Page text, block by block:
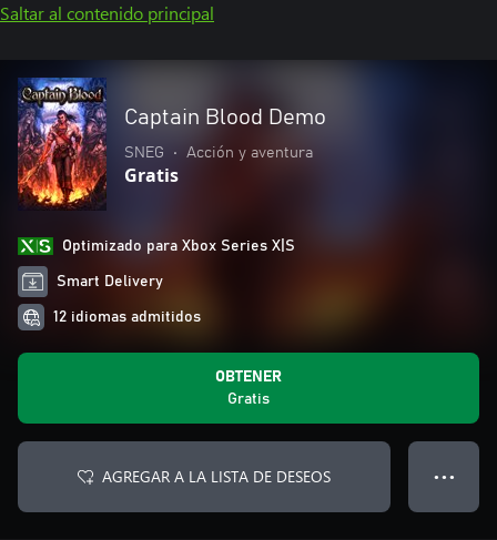
Saltar al contenido principal
Captain Blood Demo
SNEG • Acción y aventura
Gratis
Optimizado para Xbox Series X|S
Smart Delivery
12 idiomas admitidos
OBTENER
Gratis
AGREGAR A LA LISTA DE DESEOS ● ● ●